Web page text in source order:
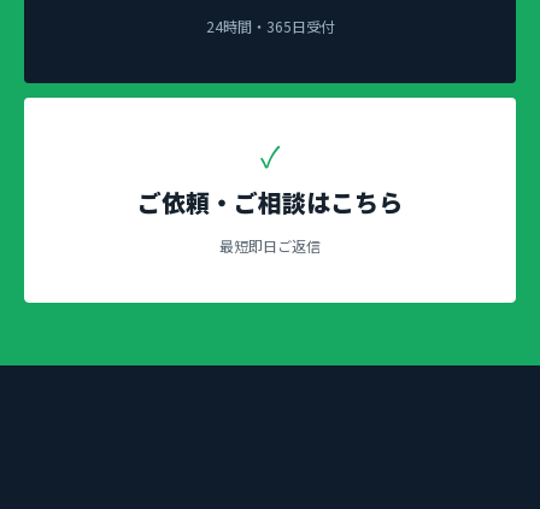
24時間・365日受付
✓
ご依頼・ご相談はこちら
最短即日ご返信